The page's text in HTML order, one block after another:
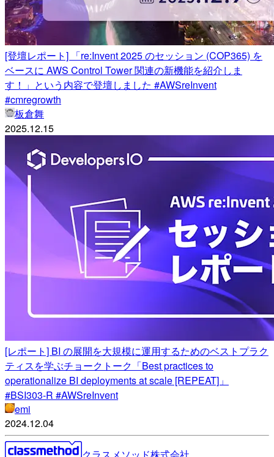
[登壇レポート] 「re:Invent 2025 のセッション (COP365) を
ベースに AWS Control Tower 関連の新機能を紹介しま
す！」という内容で登壇しました #AWSreInvent
#cmregrowth
板倉舞
2025.12.15
[レポート] BI の展開を大規模に運用するためのベストプラク
ティスを学ぶチョークトーク「Best practices to
operationalize BI deployments at scale [REPEAT]」
#BSI303-R #AWSreInvent
emi
2024.12.04